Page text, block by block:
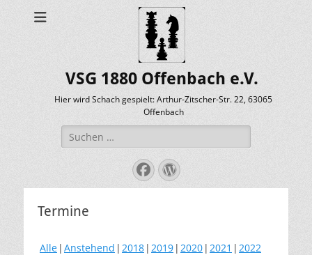
VSG 1880 Offenbach e.V.
Hier wird Schach gespielt: Arthur-Zitscher-Str. 22, 63065
Offenbach
Suche
nach:
Facebook
WordPress
Termine
Alle Anstehend 2018 2019 2020 2021
2022